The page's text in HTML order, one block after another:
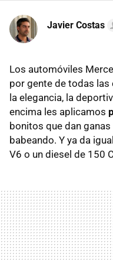
Javier Costas
Los automóviles
por gente de todas las
la elegancia, la
encima les aplicamos
bonitos que dan
babeando. Y ya da
V6 o un diesel de 150